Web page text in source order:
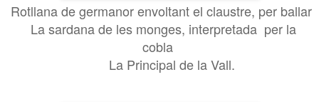
Rotllana de germanor envoltant el claustre, per ballar
La sardana de les monges, interpretada per la
cobla
La Principal de la Vall.